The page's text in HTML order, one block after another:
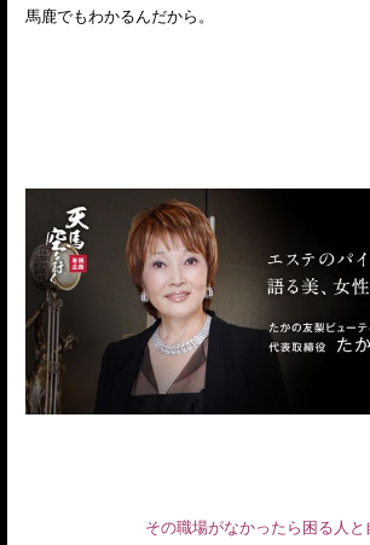
馬鹿でもわかるんだから。
その職場がなかったら困る人と